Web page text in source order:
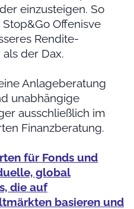
einzusteigen. So
Offenisve
Rendite-
der Dax.
Anlageberatung
unabhängige
ausschließlich im
Finanzberatung.
für Fonds und
global
die auf
basieren und